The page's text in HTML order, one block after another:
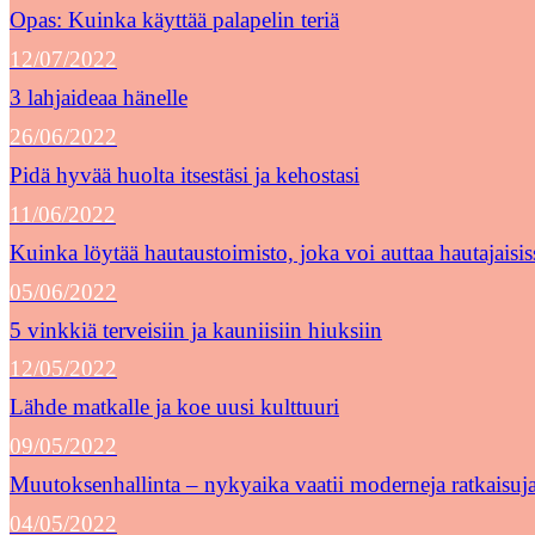
Opas: Kuinka käyttää palapelin teriä
12/07/2022
3 lahjaideaa hänelle
26/06/2022
Pidä hyvää huolta itsestäsi ja kehostasi
11/06/2022
Kuinka löytää hautaustoimisto, joka voi auttaa
05/06/2022
5 vinkkiä terveisiin ja kauniisiin hiuksiin
12/05/2022
Lähde matkalle ja koe uusi kulttuuri
09/05/2022
Muutoksenhallinta – nykyaika vaatii moderneja
04/05/2022